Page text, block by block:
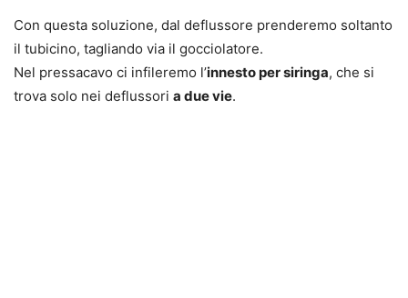
Con questa soluzione, dal deflussore prenderemo soltanto
il tubicino, tagliando via il gocciolatore.
Nel pressacavo ci infileremo l’innesto per siringa, che si
trova solo nei deflussori a due vie.